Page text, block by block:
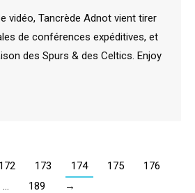
vidéo, Tancrède Adnot vient tirer
de conférences expéditives, et
des Spurs & des Celtics. Enjoy
172 173 174 175
176
…
189 →